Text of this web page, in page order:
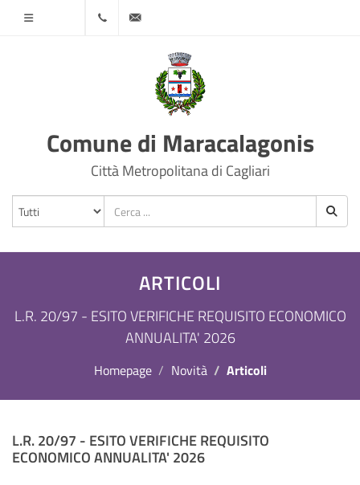
protocollo@comune.maracalagonis.ca.it
Comune di Maracalagonis
Città Metropolitana di Cagliari
ARTICOLI
L.R. 20/97 - ESITO VERIFICHE REQUISITO ECONOMICO
ANNUALITA' 2026
Homepage Novità Articoli
L.R. 20/97 - ESITO VERIFICHE REQUISITO
ECONOMICO ANNUALITA' 2026